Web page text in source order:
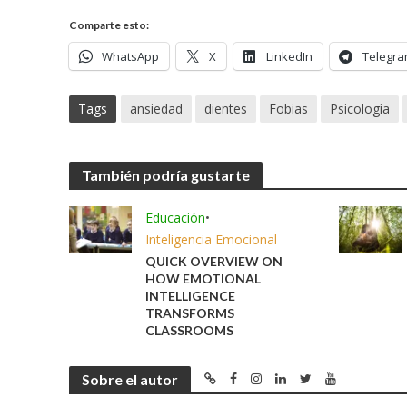
Comparte esto:
WhatsApp X LinkedIn
Tags ansiedad dientes Fobias Psicología
También podría gustarte
Educación•
Inteligencia Emocional
QUICK OVERVIEW ON
HOW EMOTIONAL
INTELLIGENCE
TRANSFORMS
CLASSROOMS
Sobre el autor